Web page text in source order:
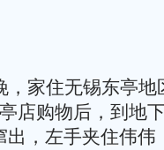
家住无锡东亭地
店购物后，到地
，左手夹住伟伟